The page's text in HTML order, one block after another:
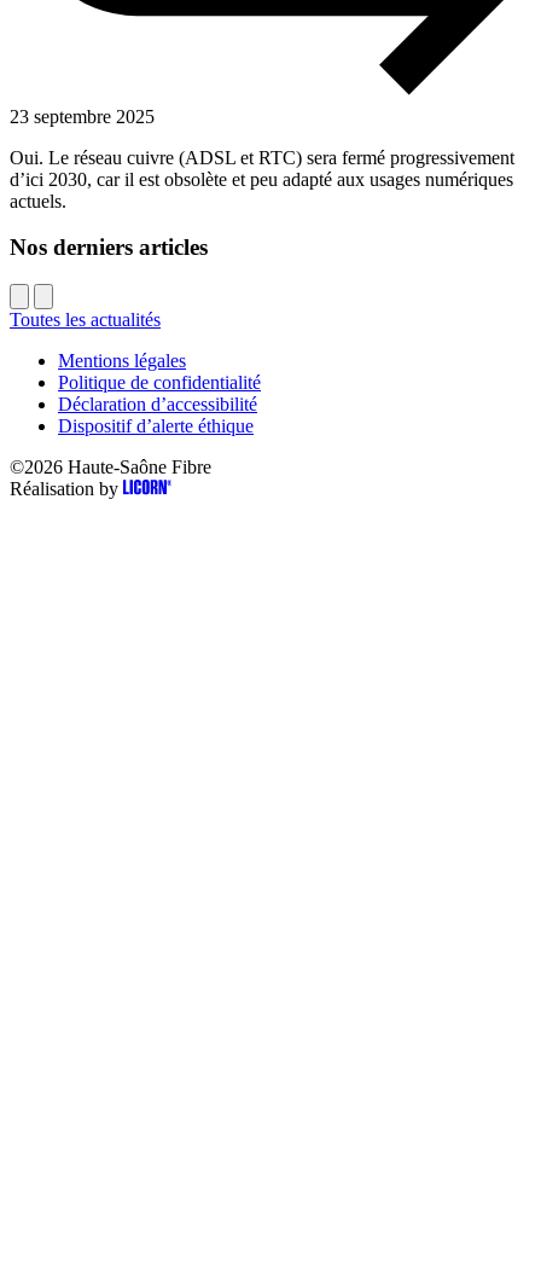
23 septembre 2025
Oui. Le réseau cuivre (ADSL et RTC) sera fermé progressivement
d’ici 2030, car il est obsolète et peu adapté aux usages numériques
actuels.
Nos derniers articles
Toutes les actualités
Mentions légales
Politique de confidentialité
Déclaration d’accessibilité
Dispositif d’alerte éthique
©2026 Haute-Saône Fibre
Réalisation by